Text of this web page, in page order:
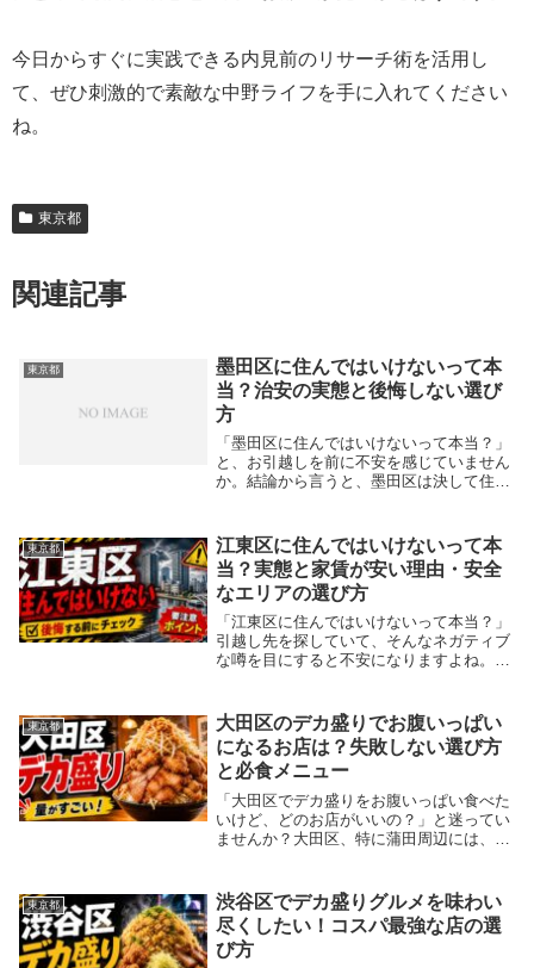
今日からすぐに実践できる内見前のリサーチ術を活用し
て、ぜひ刺激的で素敵な中野ライフを手に入れてください
ね。
東京都
関連記事
東京都
墨田区に住んではいけないって本
当？治安の実態と後悔しない選び
方
「墨田区に住んではいけないって本当？」
と、お引越しを前に不安を感じていません
か。結論から言うと、墨田区は決して住ん
スカイツリー周辺の再開発で街並みが整備
され、ファミ...
東京都
江東区に住んではいけないって本
当？実態と家賃が安い理由・安全
なエリアの選び方
「江東区に住んではいけないって本当？」
引越し先を探していて、そんなネガティブ
な噂を目にすると不安になりますよね。結
に、女性の一人暮らしでも安全で非常に住
みやすい街で...
東京都
大田区のデカ盛りでお腹いっぱい
になるお店は？失敗しない選び方
と必食メニュー
「大田区でデカ盛りをお腹いっぱい食べた
いけど、どのお店がいいの？」と迷ってい
ませんか？大田区、特に蒲田周辺には、安
てきた歴史があり、ランチ定食からチャー
ハン、お弁当...
東京都
渋谷区でデカ盛りグルメを味わい
尽くしたい！コスパ最強な店の選
び方